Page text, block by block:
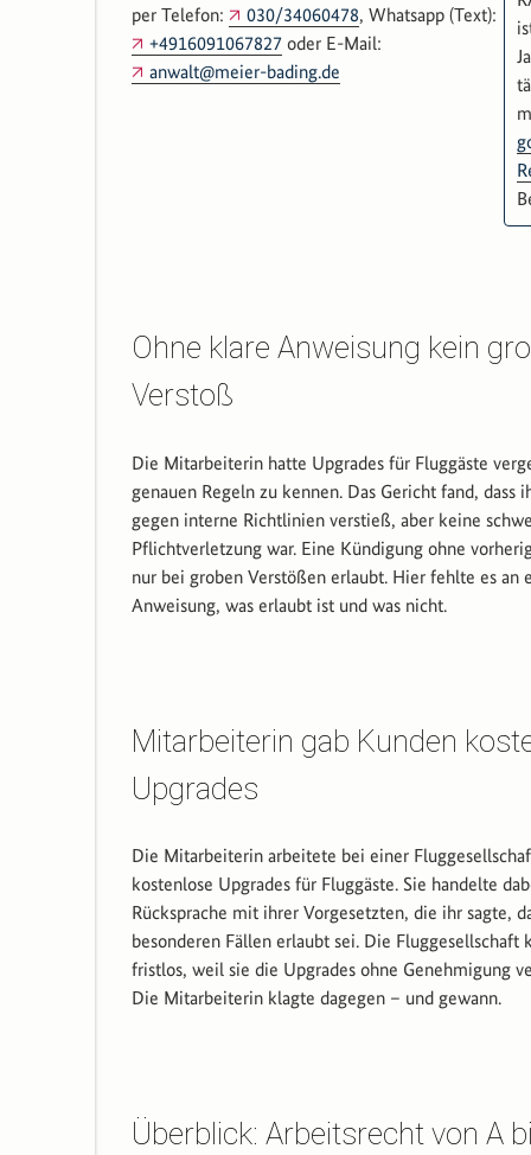
per Telefon: 030/34060478, Whatsapp (Text):
+4916091067827 oder E-Mail:
anwalt@meier-bading.de
Ohne klare Anweisung kein
Verstoß
Die Mitarbeiterin hatte Upgrades für Fluggäste
genauen Regeln zu kennen. Das Gericht fand, dass
gegen interne Richtlinien verstieß, aber keine
Pflichtverletzung war. Eine Kündigung ohne
nur bei groben Verstößen erlaubt. Hier fehlte es an
Anweisung, was erlaubt ist und was nicht.
Mitarbeiterin gab Kunden
Upgrades
Die Mitarbeiterin arbeitete bei einer
kostenlose Upgrades für Fluggäste. Sie handelte
Rücksprache mit ihrer Vorgesetzten, die ihr sagte,
besonderen Fällen erlaubt sei. Die Fluggesellschaft
fristlos, weil sie die Upgrades ohne Genehmigung
Die Mitarbeiterin klagte dagegen – und gewann.
Überblick: Arbeitsrecht von A